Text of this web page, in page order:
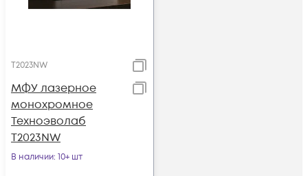
T2023NW
МФУ лазерное
монохромное
Техноэволаб
T2023NW
В наличии: 10+ шт